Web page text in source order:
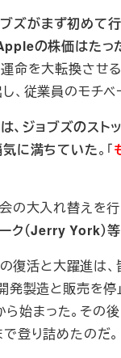
ズがまず初めて
の株価はたっ
命を大転換させ
、従業員のモチベ
ジョブズのスト
に満ちていた。「
の大入れ替えを行
ーク（Jerry York
復活と大躍進は
発製造と販売を
始まった。その
登り詰めたのだ。